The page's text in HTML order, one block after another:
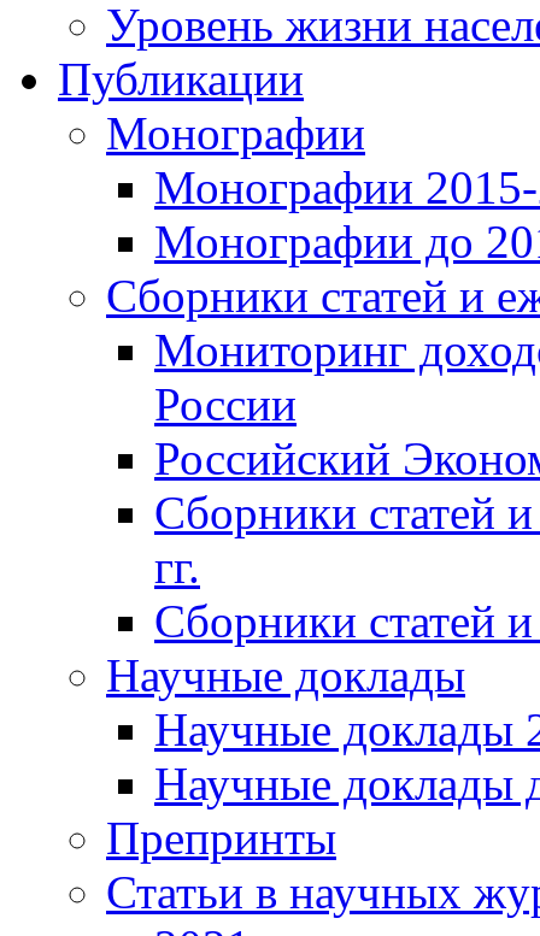
Уровень жизни
Публикации
Монографии
Монографии 2015-
Монографии до
Сборники статей и
Мониторинг
России
Российский
Сборники статей
гг.
Сборники статей
Научные доклады
Научные доклады
Научные доклады
Препринты
Статьи в научных